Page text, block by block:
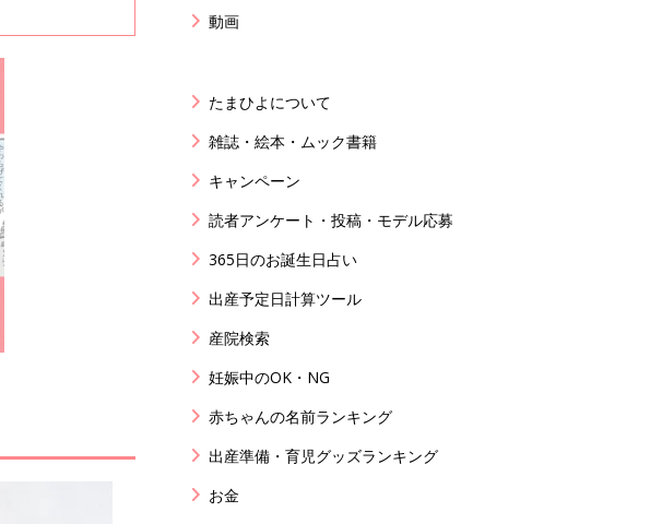
動画
たまひよについて
雑誌・絵本・ムック書籍
キャンペーン
読者アンケート・投稿・モデル応募
365日のお誕生日占い
出産予定日計算ツール
産院検索
妊娠中のOK・NG
赤ちゃんの名前ランキング
出産準備・育児グッズランキング
お金